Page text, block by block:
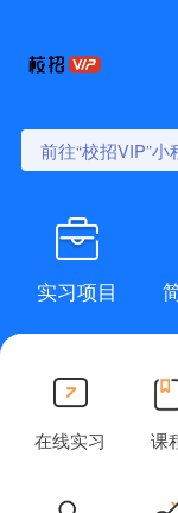
前往“校招VIP”
实习项目
在线实习 课